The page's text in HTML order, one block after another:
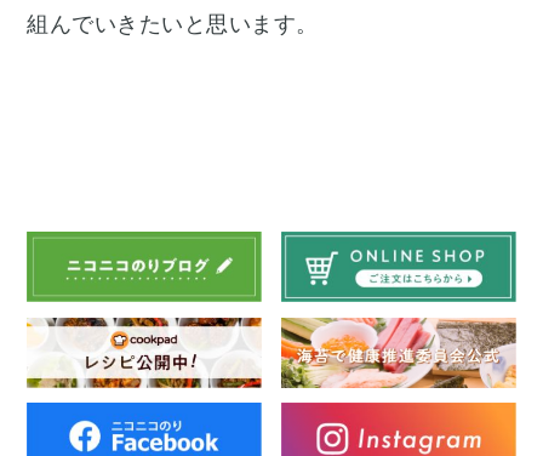
組んでいきたいと思います。